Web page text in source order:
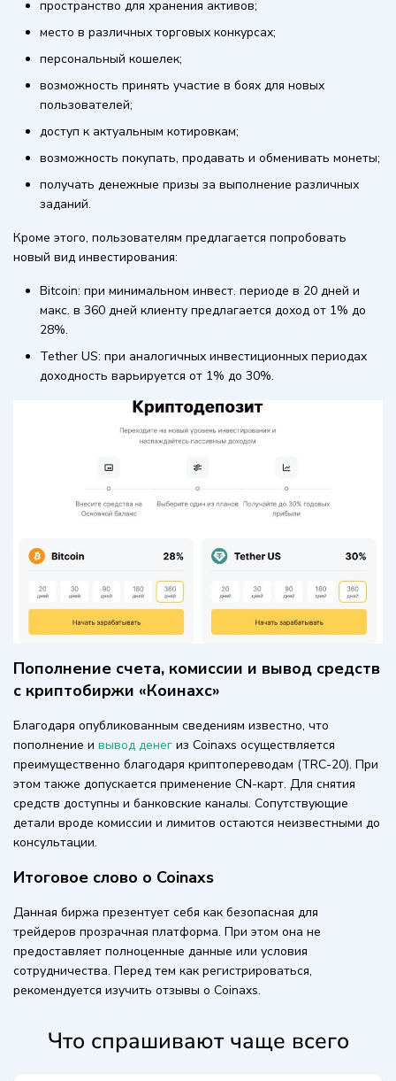
пространство для хранения активов;
место в различных торговых конкурсах;
персональный кошелек;
возможность принять участие в боях для новых
пользователей;
доступ к актуальным котировкам;
возможность покупать, продавать и обменивать монеты;
получать денежные призы за выполнение различных
заданий.
Кроме этого, пользователям предлагается попробовать
новый вид инвестирования:
Bitcoin: при минимальном инвест. периоде в 20 дней и
макс. в 360 дней клиенту предлагается доход от 1% до
28%.
Tether US: при аналогичных инвестиционных периодах
доходность варьируется от 1% до 30%.
Пополнение счета, комиссии и вывод средств
с криптобиржи «Коинахс»
Благодаря опубликованным сведениям известно, что
пополнение и вывод денег из Coinaxs осуществляется
преимущественно благодаря криптопереводам (TRC-20). При
этом также допускается применение CN-карт. Для снятия
средств доступны и банковские каналы. Сопутствующие
детали вроде комиссии и лимитов остаются неизвестными до
консультации.
Итоговое слово о Coinaxs
Данная биржа презентует себя как безопасная для
трейдеров прозрачная платформа. При этом она не
предоставляет полноценные данные или условия
сотрудничества. Перед тем как регистрироваться,
рекомендуется изучить отзывы о Coinaxs.
Что спрашивают чаще всего